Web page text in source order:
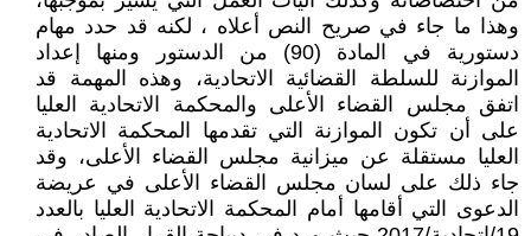
وهذا ما جاء في صريح النص أعلاه ، لكنه قد حدد مهام
دستورية في المادة (90) من الدستور ومنها إعداد
الموازنة للسلطة القضائية الاتحادية، وهذه المهمة قد
اتفق مجلس القضاء الأعلى والمحكمة الاتحادية العليا
على أن تكون الموازنة التي تقدمها المحكمة الاتحادية
العليا مستقلة عن ميزانية مجلس القضاء الأعلى، وقد
جاء ذلك على لسان مجلس القضاء الأعلى في عريضة
الدعوى التي أقامها أمام المحكمة الاتحادية العليا بالعدد